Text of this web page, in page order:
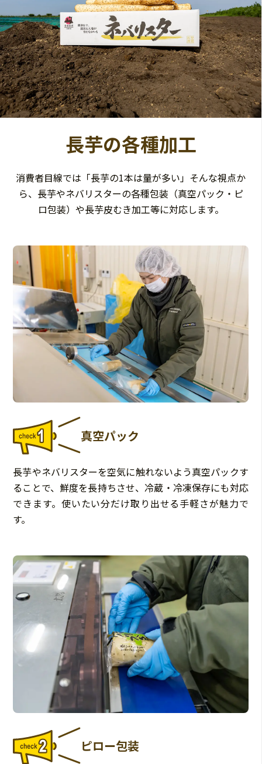
長芋の各種加工
消費者目線では「長芋の1本は量が多い」そんな視点か
ら、長芋やネバリスターの各種包装（真空パック・ピ
ロ包装）や長芋皮むき加工等に対応します。
真空パック
長芋やネバリスターを空気に触れないよう真空パックす
ることで、鮮度を長持ちさせ、冷蔵・冷凍保存にも対応
できます。使いたい分だけ取り出せる手軽さが魅力で
す。
ピロー包装